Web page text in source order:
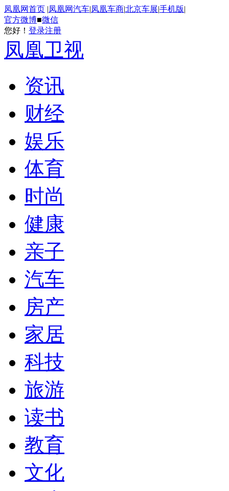
凤凰网首页 |凤凰网汽车|凤凰车商|北京车展|手机版|
官方微博■微信
您好！ 登录注册
凤凰卫视
资讯
财经
娱乐
体育
时尚
健康
亲子
汽车
房产
家居
科技
旅游
读书
教育
文化